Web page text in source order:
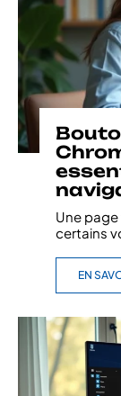
Une
certains
EN